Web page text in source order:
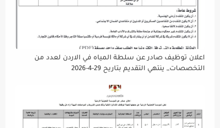
اعلان توظيف صادر عن سلطة المياه في الاردن لعدد من
التخصصات,, ينتهي التقديم بتاريح 29-4-2026